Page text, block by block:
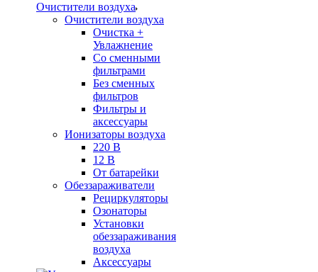
Очистители воздуха
Очистители воздуха
Очистка +
Увлажнение
Cо сменными
фильтрами
Без сменных
фильтров
Фильтры и
аксессуары
Ионизаторы воздуха
220 В
12 В
От батарейки
Обеззараживатели
Рециркуляторы
Озонаторы
Установки
обеззараживания
воздуха
Аксессуары